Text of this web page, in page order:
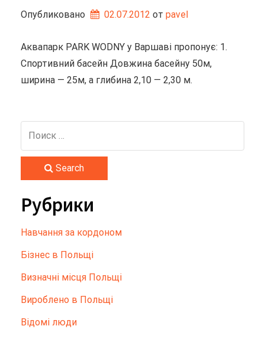
Опубликовано 02.07.2012 от pavel
Аквапарк PARK WODNY у Варшаві пропонує: 1.
Спортивний басейн Довжина басейну 50м,
ширина — 25м, а глибина 2,10 — 2,30 м.
Search
Рубрики
Hавчання за кордоном
Бізнес в Польщі
Визначні місця Польщі
Вироблено в Польщі
Відомі люди